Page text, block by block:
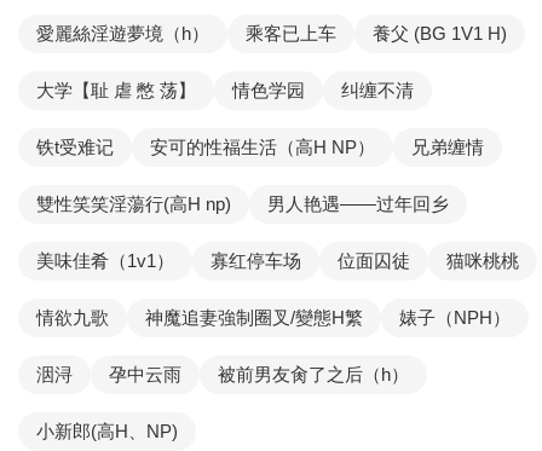
愛麗絲淫遊夢境（h） 乘客已上车 養父 (BG 1V1 H)
大学【耻 虐 憋 荡】 情色学园 纠缠不清
铁t受难记 安可的性福生活（高H NP） 兄弟缠情
雙性笑笑淫蕩行(高H np) 男人艳遇——过年回乡
美味佳肴（1v1） 寡红停车场 位面囚徒 猫咪桃桃
情欲九歌 神魔追妻強制圈叉/變態H繁 婊子（NPH）
洇浔 孕中云雨 被前男友肏了之后（h）
小新郎(高H、NP)